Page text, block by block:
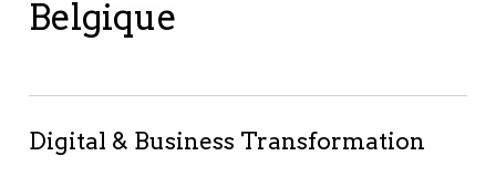
Belgique
Digital & Business Transformation